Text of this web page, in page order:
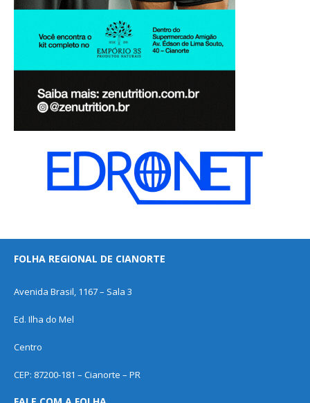
FOLHA REGIONAL DE CIANORTE
Avenida Brasil, 1167 – Sala 3
Ed. Ilha do Mel
Centro
CEP: 87200-181 – Cianorte – PR